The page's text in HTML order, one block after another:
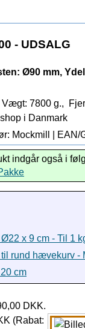
- UDSALG
Ø90 mm,
Vægt: 7800 g.,
i Danmark
Mockmill | EAN/
indgår også i
x 9 cm - Til 1
rund hævekurv -
cm
DKK.
(Rabat: